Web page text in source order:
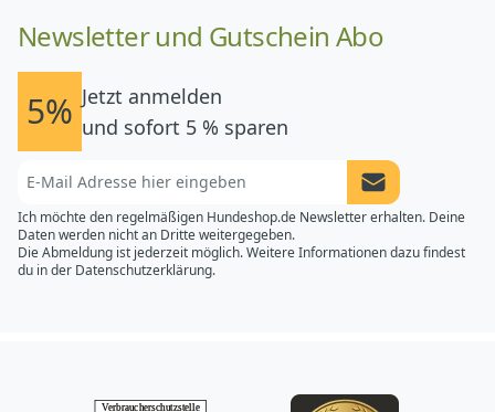
Newsletter und Gutschein Abo
5% Jetzt anmelden
und sofort 5 % sparen
Newsletter
Ich möchte den regelmäßigen Hundeshop.de Newsletter erhalten. Deine
Daten werden nicht an Dritte weitergegeben.
Die Abmeldung ist jederzeit möglich. Weitere Informationen dazu findest
du in der Datenschutzerklärung.